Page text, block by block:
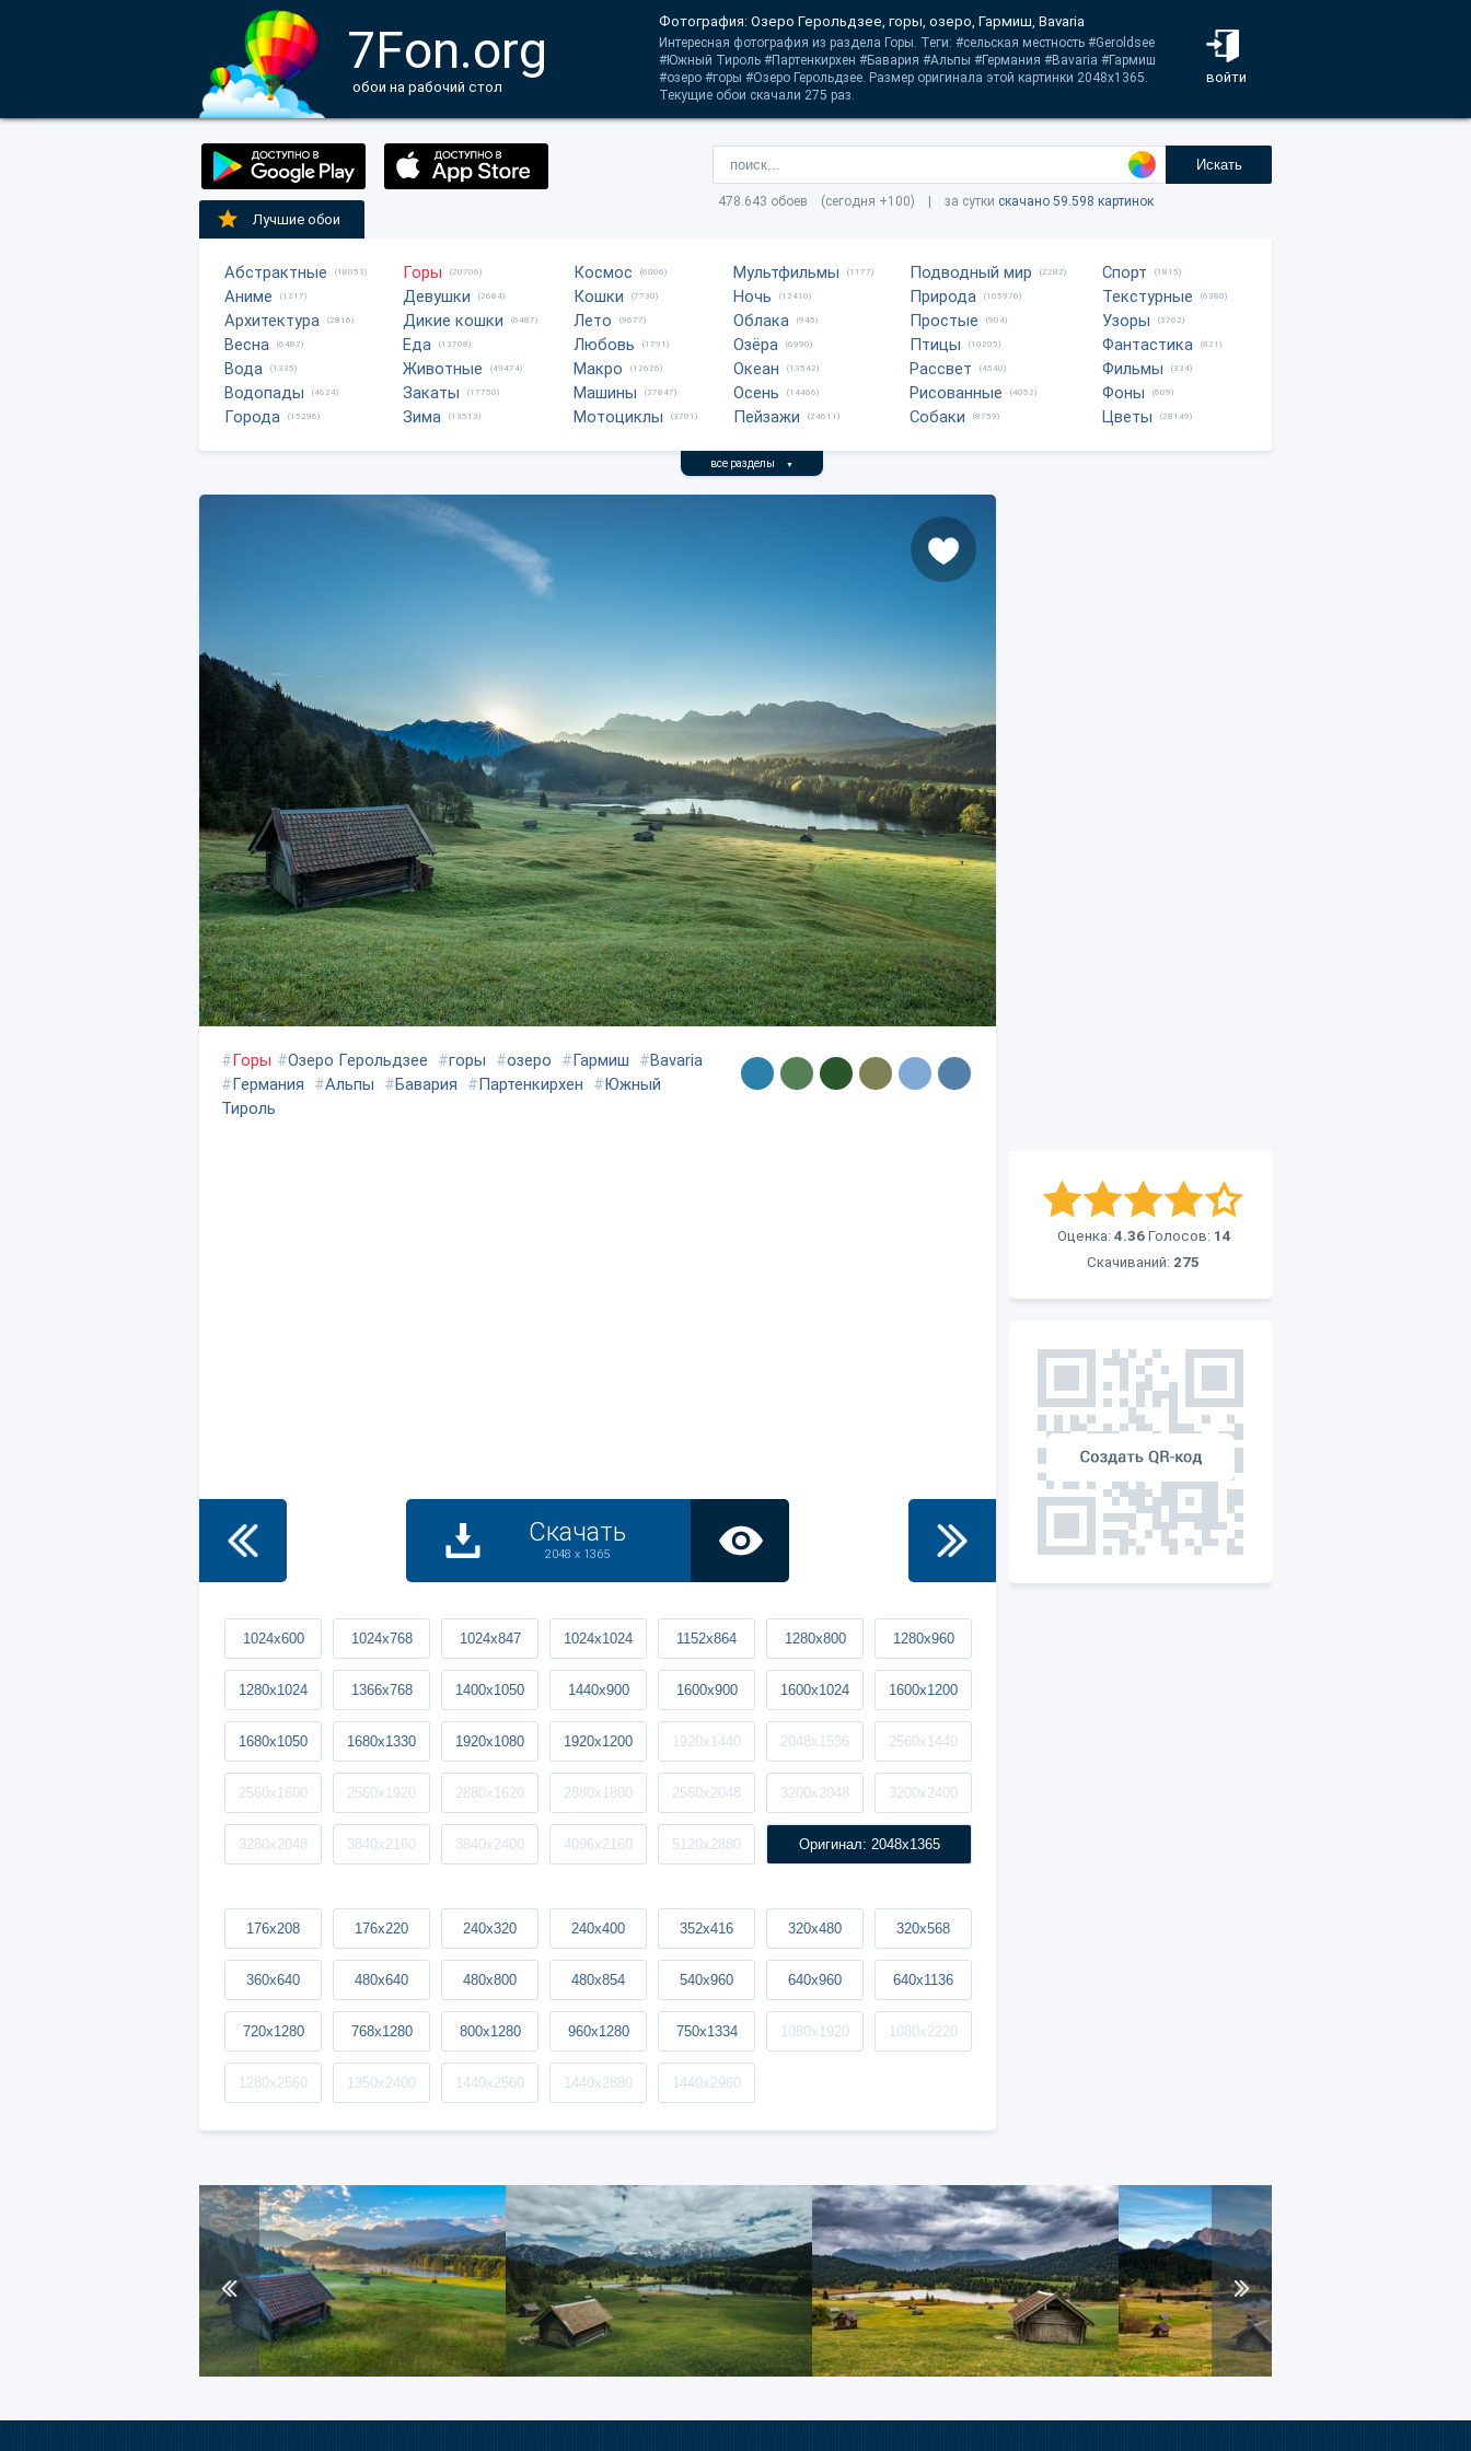
7Fon.org
обои на рабочий стол
войти
Фотография: Озеро Герольдзее, горы, озеро, Гармиш, Bavaria
Интересная фотография из раздела Горы. Теги: #сельская местность #Geroldsee
#Южный Тироль #Партенкирхен #Бавария #Альпы #Германия #Bavaria #Гармиш
#озеро #горы #Озеро Герольдзее. Размер оригинала этой картинки 2048x1365.
Текущие обои скачали 275 раз.
Искать
478.643 обоев (сегодня +100) | за сутки скачано 59.598 картинок
Лучшие обои
Абстрактные (18053)
Аниме (1217)
Архитектура (2816)
Весна (6482)
Вода (1335)
Водопады (4624)
Города (15296)
Горы (20706)
Девушки (2684)
Дикие кошки (6487)
Еда (13708)
Животные (49474)
Закаты (17750)
Зима (13513)
Космос (6006)
Кошки (7730)
Лето (9677)
Любовь (1791)
Макро (12626)
Машины (37847)
Мотоциклы (3701)
Мультфильмы (1177)
Ночь (12410)
Облака (945)
Озёра (6990)
Океан (13542)
Осень (14466)
Пейзажи (24611)
Подводный мир (2282)
Природа (105976)
Простые (904)
Птицы (10205)
Рассвет (4540)
Рисованные (4052)
Собаки (8759)
Спорт (1815)
Текстурные (6380)
Узоры (3762)
Фантастика (821)
Фильмы (334)
Фоны (609)
Цветы (28149)
все разделы ▼
Оценка: 4.36 Голосов: 14
Скачиваний: 275
#Горы #Озеро Герольдзее #горы #озеро #Гармиш #Bavaria
#Германия #Альпы #Бавария #Партенкирхен #Южный
Тироль
Скачать
2048 x 1365
1024x600 1024x768 1024x847 1024x1024 1152x864 1280x800 1280x960
1280x1024 1366x768 1400x1050 1440x900 1600x900 1600x1024 1600x1200
1680x1050 1680x1330 1920x1080 1920x1200 1920x1440 2048x1536 2560x1440
2560x1600 2560x1920 2880x1620 2880x1800 2560x2048 3200x2048 3200x2400
3280x2048 3840x2160 3840x2400 4096x2160 5120x2880 Оригинал: 2048x1365
176x208 176x220 240x320 240x400 352x416 320x480 320x568
360x640 480x640 480x800 480x854 540x960 640x960 640x1136
720x1280 768x1280 800x1280 960x1280 750x1334 1080x1920 1080x2220
1280x2560 1350x2400 1440x2560 1440x2880 1440x2960